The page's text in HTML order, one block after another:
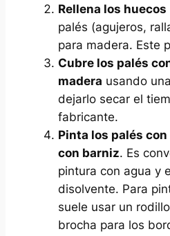
Rellena los huecos
palés (agujeros,
para madera. Este
Cubre los palés
madera usando
dejarlo secar el
fabricante.
Pinta los palés
con barniz. Es
pintura con agua y
disolvente. Para
suele usar un
brocha para los